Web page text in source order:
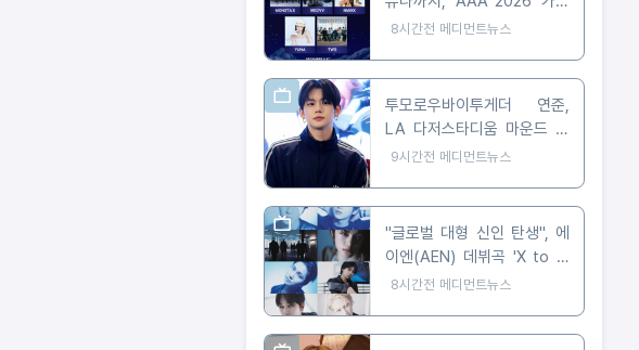
슝 출격 확정
8시간전 메디먼트뉴스
투모로우바이투게더 연준,
LA 다저스타디움 마운드 선
다… 시구부터 무대까지
9시간전 메디먼트뉴스
"글로벌 대형 신인 탄생", 에
이엔(AEN) 데뷔곡 'X to Z'
첫 티저 공개
8시간전 메디먼트뉴스